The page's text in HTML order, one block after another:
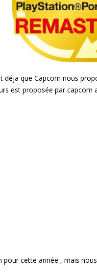
déja que Capcom nous
est proposée par
cette année , mais